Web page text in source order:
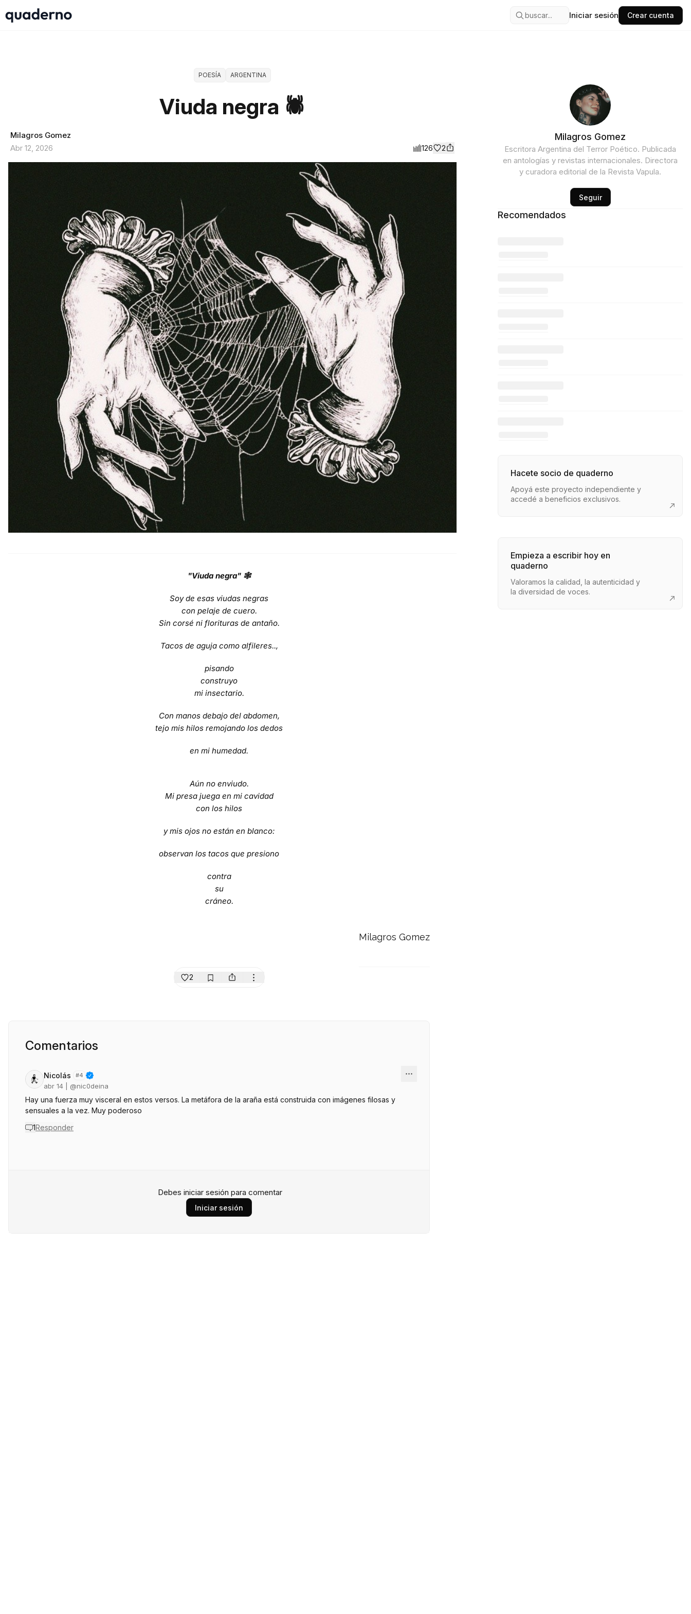
buscar... Iniciar sesión Crear cuenta
POESÍA ARGENTINA
Viuda negra 🕷
Milagros Gomez
Abr 12, 2026
126 2
"Viuda negra" 🕸
Soy de esas viudas negras
con pelaje de cuero.
Sin corsé ni florituras de antaño.
Tacos de aguja como alfileres..,
pisando
construyo
mi insectario.
Con manos debajo del abdomen,
tejo mis hilos remojando los dedos
en mi humedad.
Aún no enviudo.
Mi presa juega en mi cavidad
con los hilos
y mis ojos no están en blanco:
observan los tacos que presiono
contra
su
cráneo.
Milagros Gomez
2
Comentarios
Nicolás #4
abr 14 | @nic0deina
Hay una fuerza muy visceral en estos versos. La metáfora de la araña está construida con imágenes filosas y
sensuales a la vez. Muy poderoso
1Responder
Debes iniciar sesión para comentar
Iniciar sesión
Milagros Gomez
Escritora Argentina del Terror Poético. Publicada
en antologías y revistas internacionales. Directora
y curadora editorial de la Revista Vapula.
Seguir
Recomendados
Hacete socio de quaderno
Apoyá este proyecto independiente y
accedé a beneficios exclusivos.
Empieza a escribir hoy en
quaderno
Valoramos la calidad, la autenticidad y
la diversidad de voces.